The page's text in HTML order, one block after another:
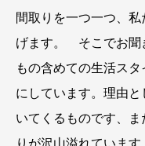
間取りを一つ一つ、
げます。 そこでお聞
もの含めての生活ス
にしています。理由
いてくるものです、
りが沢山溢れていま